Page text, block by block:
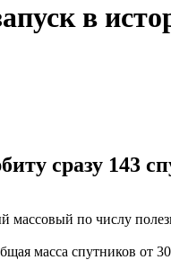
в
сразу 143
массовый по числу
масса спутников от